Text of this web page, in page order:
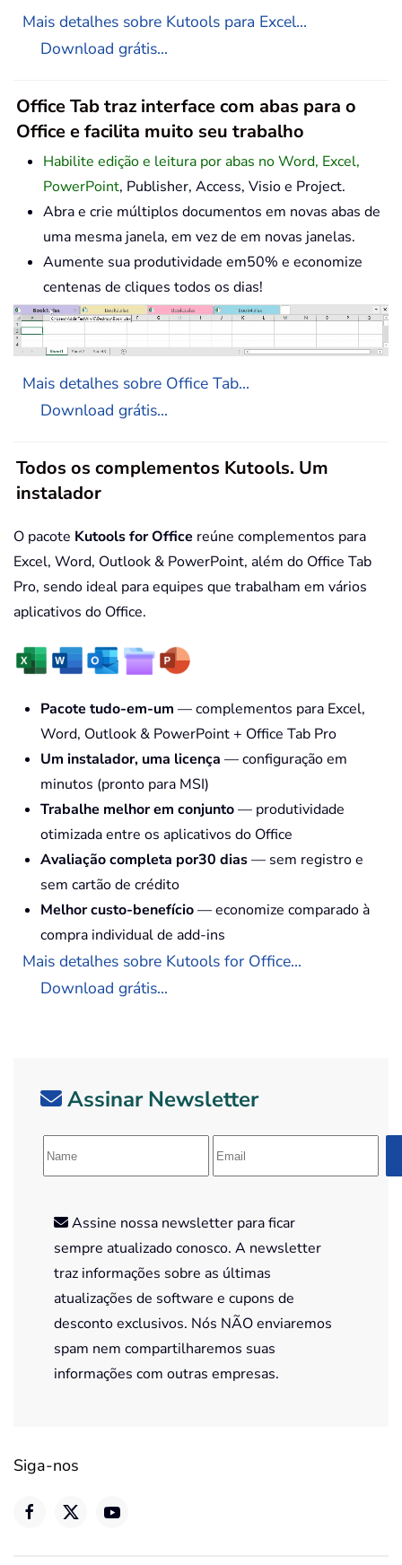
Mais detalhes sobre Kutools para Excel...
Download grátis...
Office Tab traz interface com abas para o
Office e facilita muito seu trabalho
Habilite edição e leitura por abas no Word, Excel,
PowerPoint, Publisher, Access, Visio e Project.
Abra e crie múltiplos documentos em novas abas de
uma mesma janela, em vez de em novas janelas.
Aumente sua produtividade em50% e economize
centenas de cliques todos os dias!
Mais detalhes sobre Office Tab...
Download grátis...
Todos os complementos Kutools. Um
instalador
O pacote Kutools for Office reúne complementos para
Excel, Word, Outlook & PowerPoint, além do Office Tab
Pro, sendo ideal para equipes que trabalham em vários
aplicativos do Office.
Pacote tudo-em-um — complementos para Excel,
Word, Outlook & PowerPoint + Office Tab Pro
Um instalador, uma licença — configuração em
minutos (pronto para MSI)
Trabalhe melhor em conjunto— produtividade
otimizada entre os aplicativos do Office
Avaliação completa por30 dias— sem registro e
sem cartão de crédito
Melhor custo-benefício— economize comparado à
compra individual de add-ins
Mais detalhes sobre Kutools for Office...
Download grátis...
Assinar Newsletter
Assine nossa newsletter para ficar
sempre atualizado conosco. A newsletter
traz informações sobre as últimas
atualizações de software e cupons de
desconto exclusivos. Nós NÃO enviaremos
spam nem compartilharemos suas
informações com outras empresas.
Siga-nos